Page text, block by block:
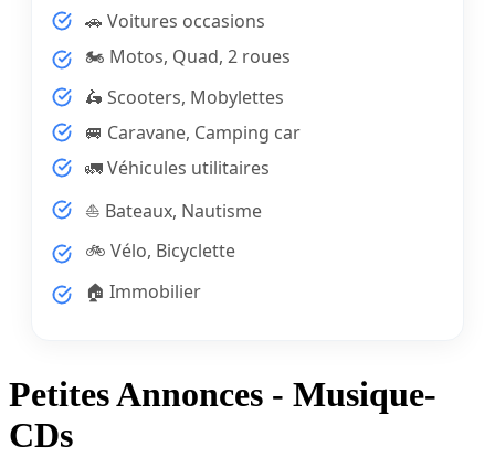
🚗 Voitures occasions
🏍️ Motos, Quad, 2 roues
🛵 Scooters, Mobylettes
🚐 Caravane, Camping car
🚛 Véhicules utilitaires
⛵ Bateaux, Nautisme
🚲 Vélo, Bicyclette
🏠 Immobilier
Petites Annonces - Musique-
CDs